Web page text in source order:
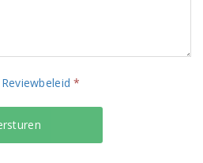
Reviewbeleid *